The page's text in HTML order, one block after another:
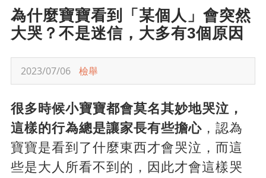
為什麼寶寶看到「某個人」會突然
大哭？不是迷信，大多有3個原因
2023/07/06 檢舉
很多時候小寶寶都會莫名其妙地哭泣，
這樣的行為總是讓家長有些擔心，認為
寶寶是看到了什麼東西才會哭泣，而這
些是大人所看不到的，因此才會這樣哭